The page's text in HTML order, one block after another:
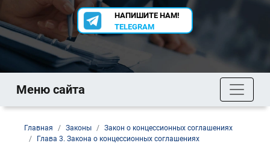
НАПИШИТЕ НАМ!
TELEGRAM
Меню сайта
Главная Законы
Закон о концессионных соглашениях
Глава 3. Закона о концессионных соглашениях